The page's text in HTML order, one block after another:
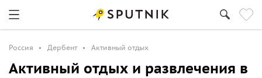
Россия Дербент Активный отдых
Активный отдых и развлечения в